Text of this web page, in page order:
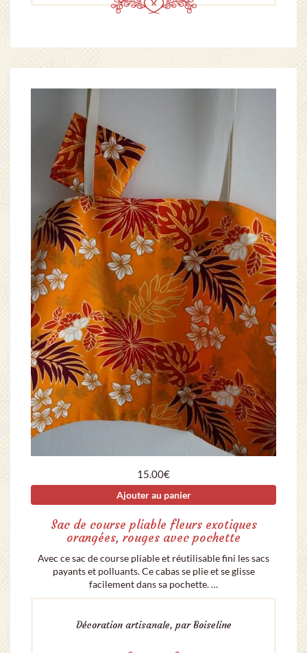
15.00€
Ajouter au panier
Sac de course pliable fleurs exotiques
orangées, rouges avec pochette
Avec ce sac de course pliable et réutilisable fini les sacs
payants et polluants. Ce cabas se plie et se glisse
facilement dans sa pochette. …
Décoration artisanale, par Boiseline